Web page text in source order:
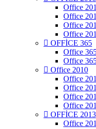
Office
Office
Office
Office
OFFİCE 365
Office
Office
Office 2010
Office
Office
Office
Office
OFFİCE 2013
Office